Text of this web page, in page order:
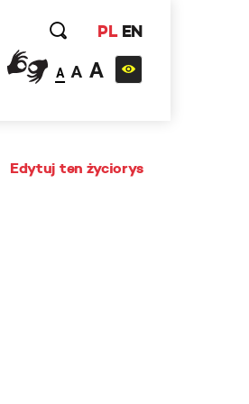
PL EN
A A A
Edytuj ten życiorys